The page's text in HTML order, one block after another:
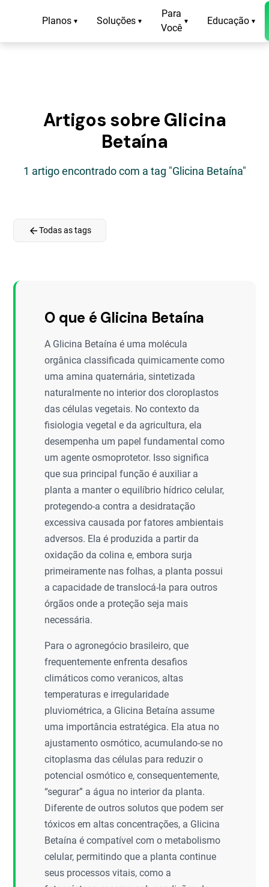
Planos ▾ Soluções ▾
Para
Você
▾ Educação ▾
Artigos sobre Glicina
Betaína
1 artigo encontrado com a tag "Glicina Betaína"
arrow_backTodas as tags
O que é Glicina Betaína
A Glicina Betaína é uma molécula
orgânica classificada quimicamente como
uma amina quaternária, sintetizada
naturalmente no interior dos cloroplastos
das células vegetais. No contexto da
fisiologia vegetal e da agricultura, ela
desempenha um papel fundamental como
um agente osmoprotetor. Isso significa
que sua principal função é auxiliar a
planta a manter o equilíbrio hídrico celular,
protegendo-a contra a desidratação
excessiva causada por fatores ambientais
adversos. Ela é produzida a partir da
oxidação da colina e, embora surja
primeiramente nas folhas, a planta possui
a capacidade de translocá-la para outros
órgãos onde a proteção seja mais
necessária.
Para o agronegócio brasileiro, que
frequentemente enfrenta desafios
climáticos como veranicos, altas
temperaturas e irregularidade
pluviométrica, a Glicina Betaína assume
uma importância estratégica. Ela atua no
ajustamento osmótico, acumulando-se no
citoplasma das células para reduzir o
potencial osmótico e, consequentemente,
“segurar” a água no interior da planta.
Diferente de outros solutos que podem ser
tóxicos em altas concentrações, a Glicina
Betaína é compatível com o metabolismo
celular, permitindo que a planta continue
seus processos vitais, como a